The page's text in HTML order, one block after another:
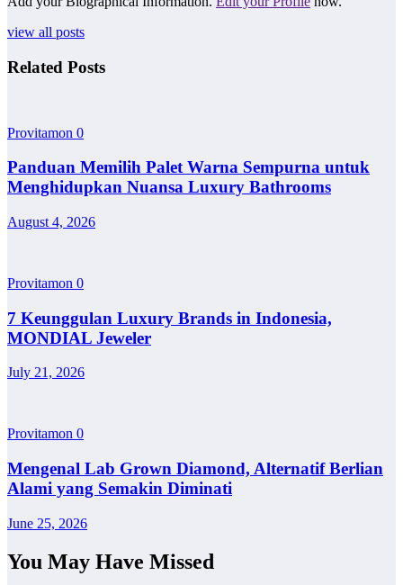
view all posts
Related Posts
Provitamon 0
Panduan Memilih Palet Warna Sempurna untuk
Menghidupkan Nuansa Luxury Bathrooms
August 4, 2026
Provitamon 0
7 Keunggulan Luxury Brands in Indonesia,
MONDIAL Jeweler
July 21, 2026
Provitamon 0
Mengenal Lab Grown Diamond, Alternatif Berlian
Alami yang Semakin Diminati
June 25, 2026
You May Have Missed